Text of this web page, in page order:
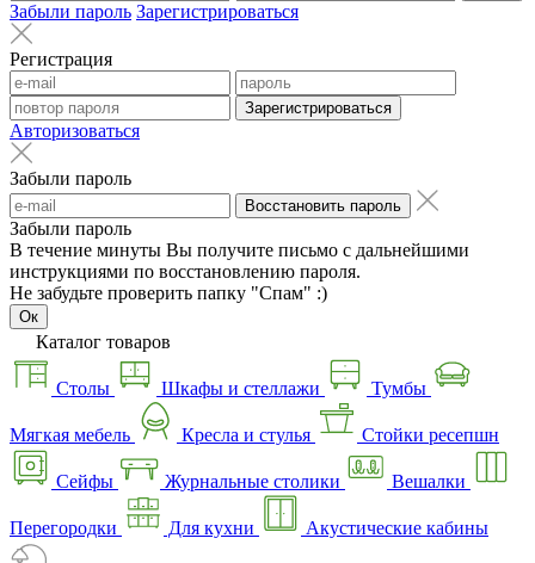
Забыли пароль Зарегистрироваться
Регистрация
Зарегистрироваться
Авторизоваться
Забыли пароль
Восстановить пароль
Забыли пароль
В течение минуты Вы получите письмо с дальнейшими
инструкциями по восстановлению пароля.
Не забудьте проверить папку "Спам" :)
Ок
Каталог товаров
Столы Шкафы и стеллажи Тумбы
Мягкая мебель Кресла и стулья Стойки ресепшн
Сейфы Журнальные столики Вешалки
Перегородки Для кухни Акустические кабины